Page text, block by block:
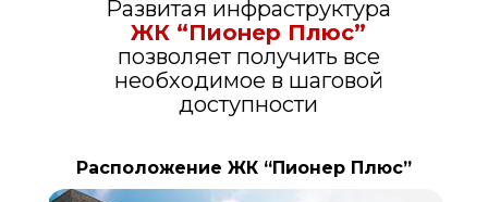
Развитая инфраструктура
ЖК “Пионер Плюс”
позволяет получить все
необходимое в шаговой
доступности
Расположение ЖК “Пионер Плюс”